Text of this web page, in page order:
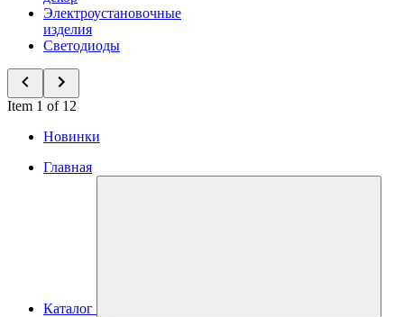
Электроустановочные
изделия
Светодиоды
Item 1 of 12
Новинки
Главная
Каталог